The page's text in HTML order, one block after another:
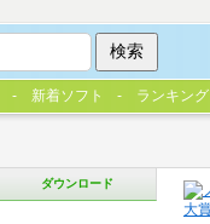
ダウンロード
新着ソフト ランキング